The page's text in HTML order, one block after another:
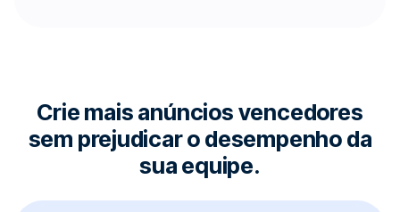
Crie mais anúncios vencedores
sem prejudicar o desempenho da
sua equipe.